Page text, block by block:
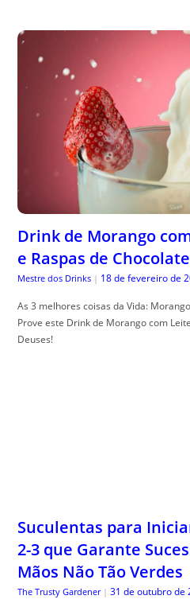
Drink de Morango
e Raspas de Chocolate
Mestre dos Drinks | 18 de fevereiro de
As 3 melhores coisas da Vida:
Prove este Drink de Morango com
Deuses!
Suculentas para
2-3 que Garante
Mãos Não Tão Verdes
The Trusty Gardener | 31 de outubro de